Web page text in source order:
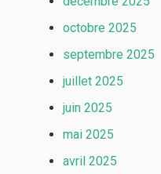
octobre 2025
septembre 2025
juillet 2025
juin 2025
mai 2025
avril 2025